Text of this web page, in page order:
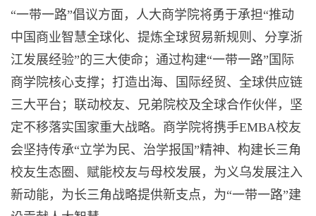
“一带一路”倡议方面，人大商学院将勇于承担“推动
中国商业智慧全球化、提炼全球贸易新规则、分享浙
江发展经验”的三大使命；通过构建“一带一路”国际
商学院核心支撑；打造出海、国际经贸、全球供应链
三大平台；联动校友、兄弟院校及全球合作伙伴，坚
定不移落实国家重大战略。商学院将携手EMBA校友
会坚持传承“立学为民、治学报国”精神、构建长三角
校友生态圈、赋能校友与母校发展，为义乌发展注入
新动能，为长三角战略提供新支点，为“一带一路”建